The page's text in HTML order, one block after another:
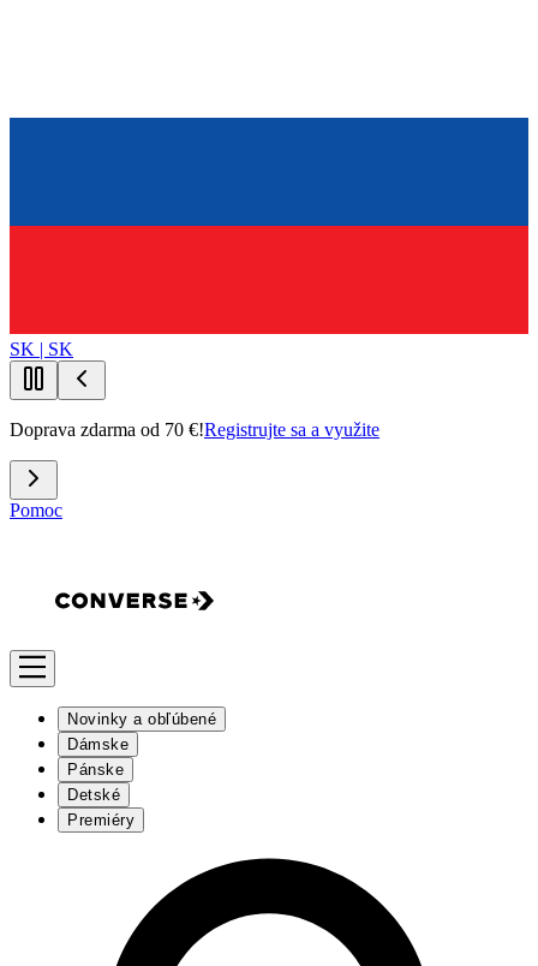
SK | SK
Doprava zdarma od 70 €!Registrujte sa a využite
Pomoc
Novinky a obľúbené
Dámske
Pánske
Detské
Premiéry